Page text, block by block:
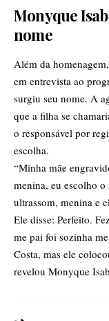
Monyque
nome
Além da
em entrevista ao
surgiu seu nome. A
que a filha se
o responsável por
escolha.
“Minha mãe
menina, eu escolho o
ultrassom, menina e
Ele disse: Perfeito.
me pai foi sozinha
Costa, mas ele
revelou Monyque